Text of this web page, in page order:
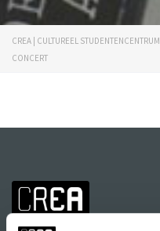
CREA | CULTUREEL STUDENTENCENTRUM
CONCERT